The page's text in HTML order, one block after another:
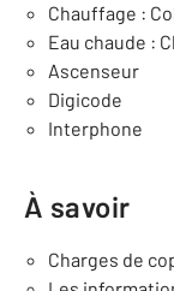
Chauffage :
Eau chaude :
Ascenseur
Digicode
Interphone
À savoir
Charges de